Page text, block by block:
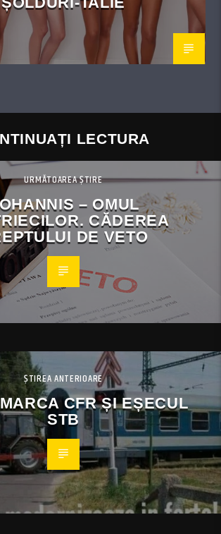
LECTURA
URMĂTOAREA ȘTIRE
– OMUL
CĂDEREA
DE VETO
ȘTIREA ANTERIOARE
CFR ȘI EȘECUL
STB